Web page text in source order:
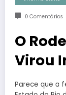
0 Comentários
O
Virou
Parece que a